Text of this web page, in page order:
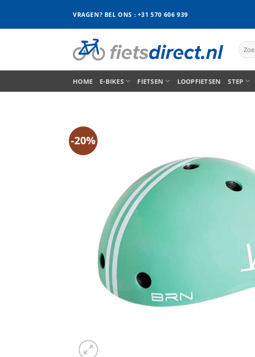
inhoud
VRAGEN? BEL ONS : +31 570 606 939
Zoeken
naar:
HOME E-BIKES FIETSEN LOOPFIETSEN STEP
-20%